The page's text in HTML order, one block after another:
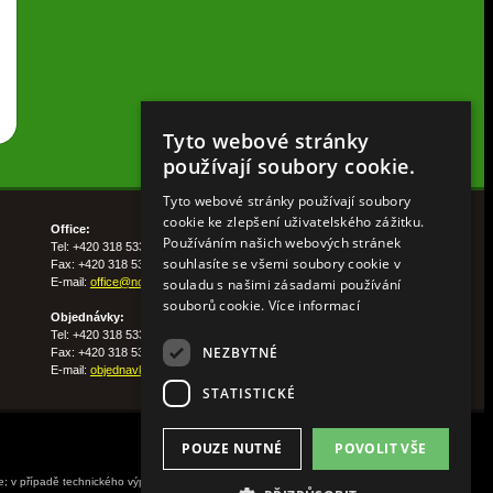
Office:
Tel: +420 318 533 511
Fax: +420 318 533 513
E-mail: office@nohelgarden.cz
Objednávky:
Tel: +420 318 533 533
Fax: +420 318 533 538
E-mail: objednavky@nohelgarden.cz
případě technického výpadku pak nejpozději do
Tyto webové stránky
používají soubory cookie.
Tyto webové stránky používají soubory
cookie ke zlepšení uživatelského zážitku.
Používáním našich webových stránek
souhlasíte se všemi soubory cookie v
souladu s našimi zásadami používání
souborů cookie. Více informací
NEZBYTNÉ
STATISTICKÉ
POVOLIT VŠE
POUZE NUTNÉ